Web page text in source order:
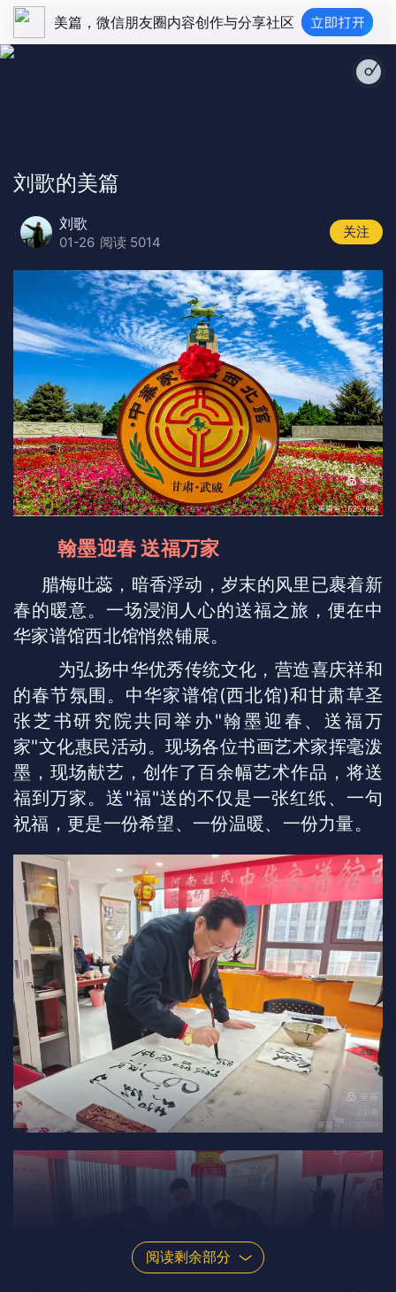
美篇，微信朋友圈内容创作与分享社区
刘歌的美篇
刘歌
01-26 阅读 5014
关注
翰墨迎春 送福万家
腊梅吐蕊，暗香浮动，岁末的风里已裹着新
春的暖意。一场浸润人心的送福之旅，便在中
华家谱馆西北馆悄然铺展。
为弘扬中华优秀传统文化，营造喜庆祥和
的春节氛围。中华家谱馆(西北馆)和甘肃草圣
张芝书研究院共同举办"翰墨迎春、送福万
家"文化惠民活动。现场各位书画艺术家挥毫泼
墨，现场献艺，创作了百余幅艺术作品，将送
福到万家。送"福"送的不仅是一张红纸、一句
祝福，更是一份希望、一份温暖、一份力量。
阅读剩余部分
温暖钢琴 - Romantic